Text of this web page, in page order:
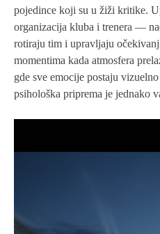
pojedince koji su u žiži kritike.
organizacija kluba i trenera —
rotiraju tim i upravljaju
momentima kada atmosfera
gde sve emocije postaju
psihološka priprema je jednako